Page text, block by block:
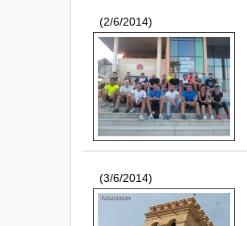
(2/6/2014)
(3/6/2014)